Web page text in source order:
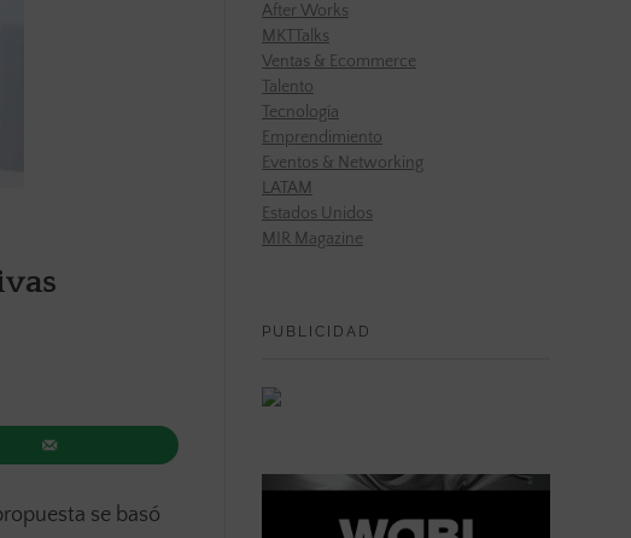
se basó
After Works
MKTTalks
Ventas & Ecommerce
Talento
Tecnología
Emprendimiento
Eventos & Networking
LATAM
Estados Unidos
MIR Magazine
PUBLICIDAD